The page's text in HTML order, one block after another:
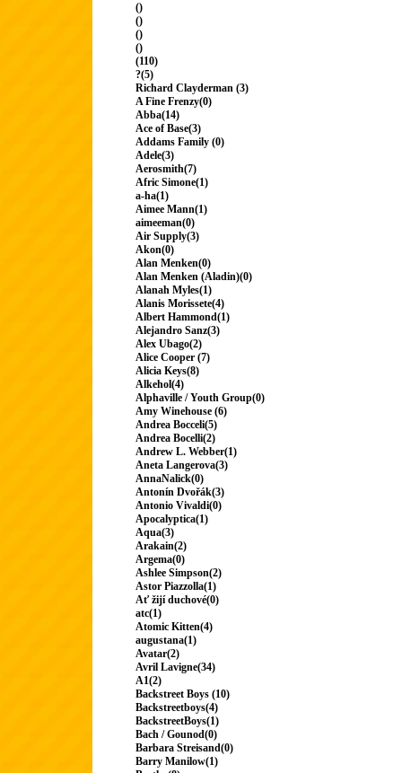
()
()
()
()
(110)
?(5)
Richard Clayderman (3)
A Fine Frenzy(0)
Abba(14)
Ace of Base(3)
Addams Family (0)
Adele(3)
Aerosmith(7)
Afric Simone(1)
a-ha(1)
Aimee Mann(1)
aimeeman(0)
Air Supply(3)
Akon(0)
Alan Menken(0)
Alan Menken (Aladin)(0)
Alanah Myles(1)
Alanis Morissete(4)
Albert Hammond(1)
Alejandro Sanz(3)
Alex Ubago(2)
Alice Cooper (7)
Alicia Keys(8)
Alkehol(4)
Alphaville / Youth Group(0)
Amy Winehouse (6)
Andrea Bocceli(5)
Andrea Bocelli(2)
Andrew L. Webber(1)
Aneta Langerova(3)
AnnaNalick(0)
Antonín Dvořák(3)
Antonio Vivaldi(0)
Apocalyptica(1)
Aqua(3)
Arakain(2)
Argema(0)
Ashlee Simpson(2)
Astor Piazzolla(1)
Ať žijí duchové(0)
atc(1)
Atomic Kitten(4)
augustana(1)
Avatar(2)
Avril Lavigne(34)
A1(2)
Backstreet Boys (10)
Backstreetboys(4)
BackstreetBoys(1)
Bach / Gounod(0)
Barbara Streisand(0)
Barry Manilow(1)